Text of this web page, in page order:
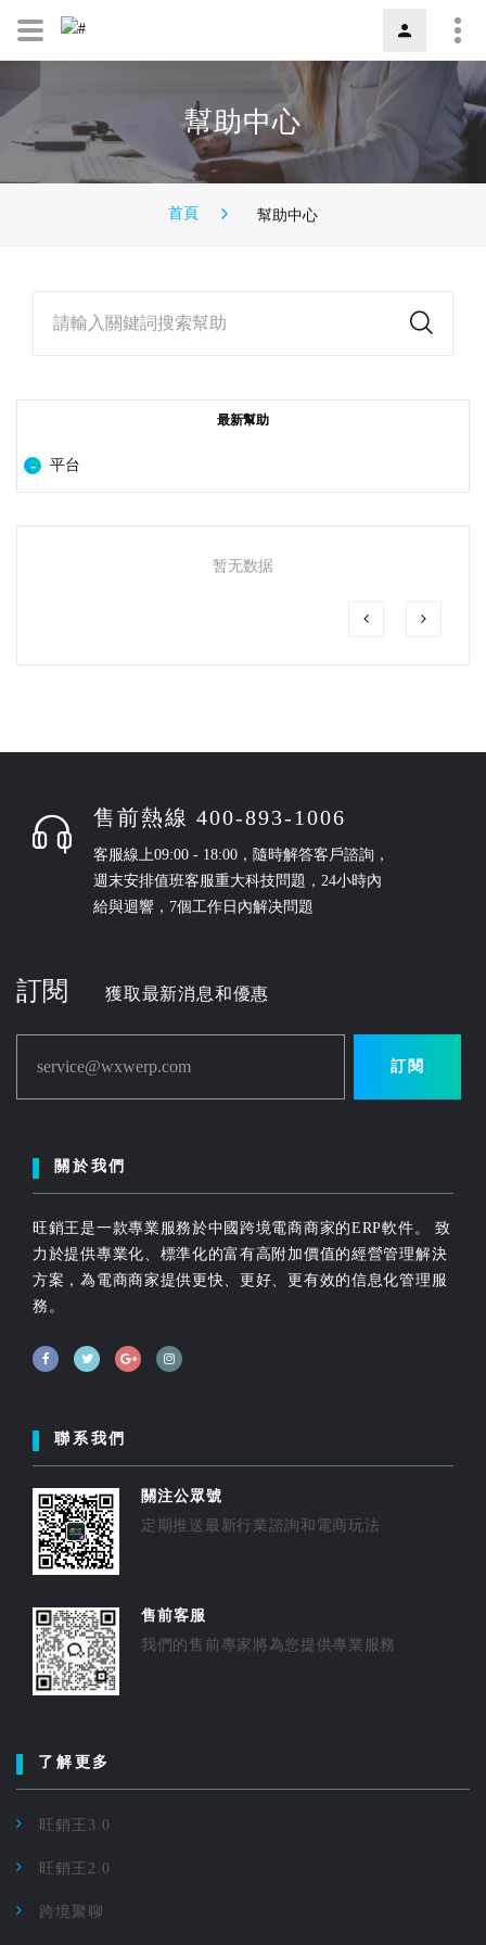
幫助中心
首頁 幫助中心
請輸入關鍵詞搜索幫助
最新幫助
平台
暂无数据
售前熱線 400-893-1006
客服線上09:00 - 18:00，隨時解答客戶諮詢，
週末安排值班客服重大科技問題，24小時內
給與迴響，7個工作日內解决問題
訂閱 獲取最新消息和優惠
service@wxwerp.com 訂閱
關於我們
旺銷王是一款專業服務於中國跨境電商商家的ERP軟件。 致
力於提供專業化、標準化的富有高附加價值的經營管理解決
方案，為電商商家提供更快、更好、更有效的信息化管理服
務。
聯系我們
關注公眾號
定期推送最新行業諮詢和電商玩法
售前客服
我們的售前專家將為您提供專業服務
了解更多
旺銷王3.0
旺銷王2.0
跨境聚聊